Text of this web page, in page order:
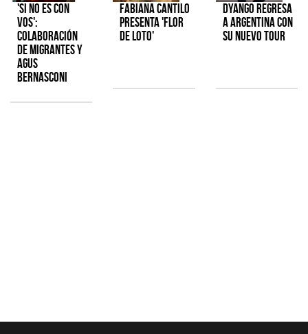
'Si No Es Con
Vos':
colaboración
de Migrantes y
Agus
Bernasconi
Fabiana Cantilo
presenta 'Flor
de Loto'
Dyango regresa
a Argentina con
su nuevo tour